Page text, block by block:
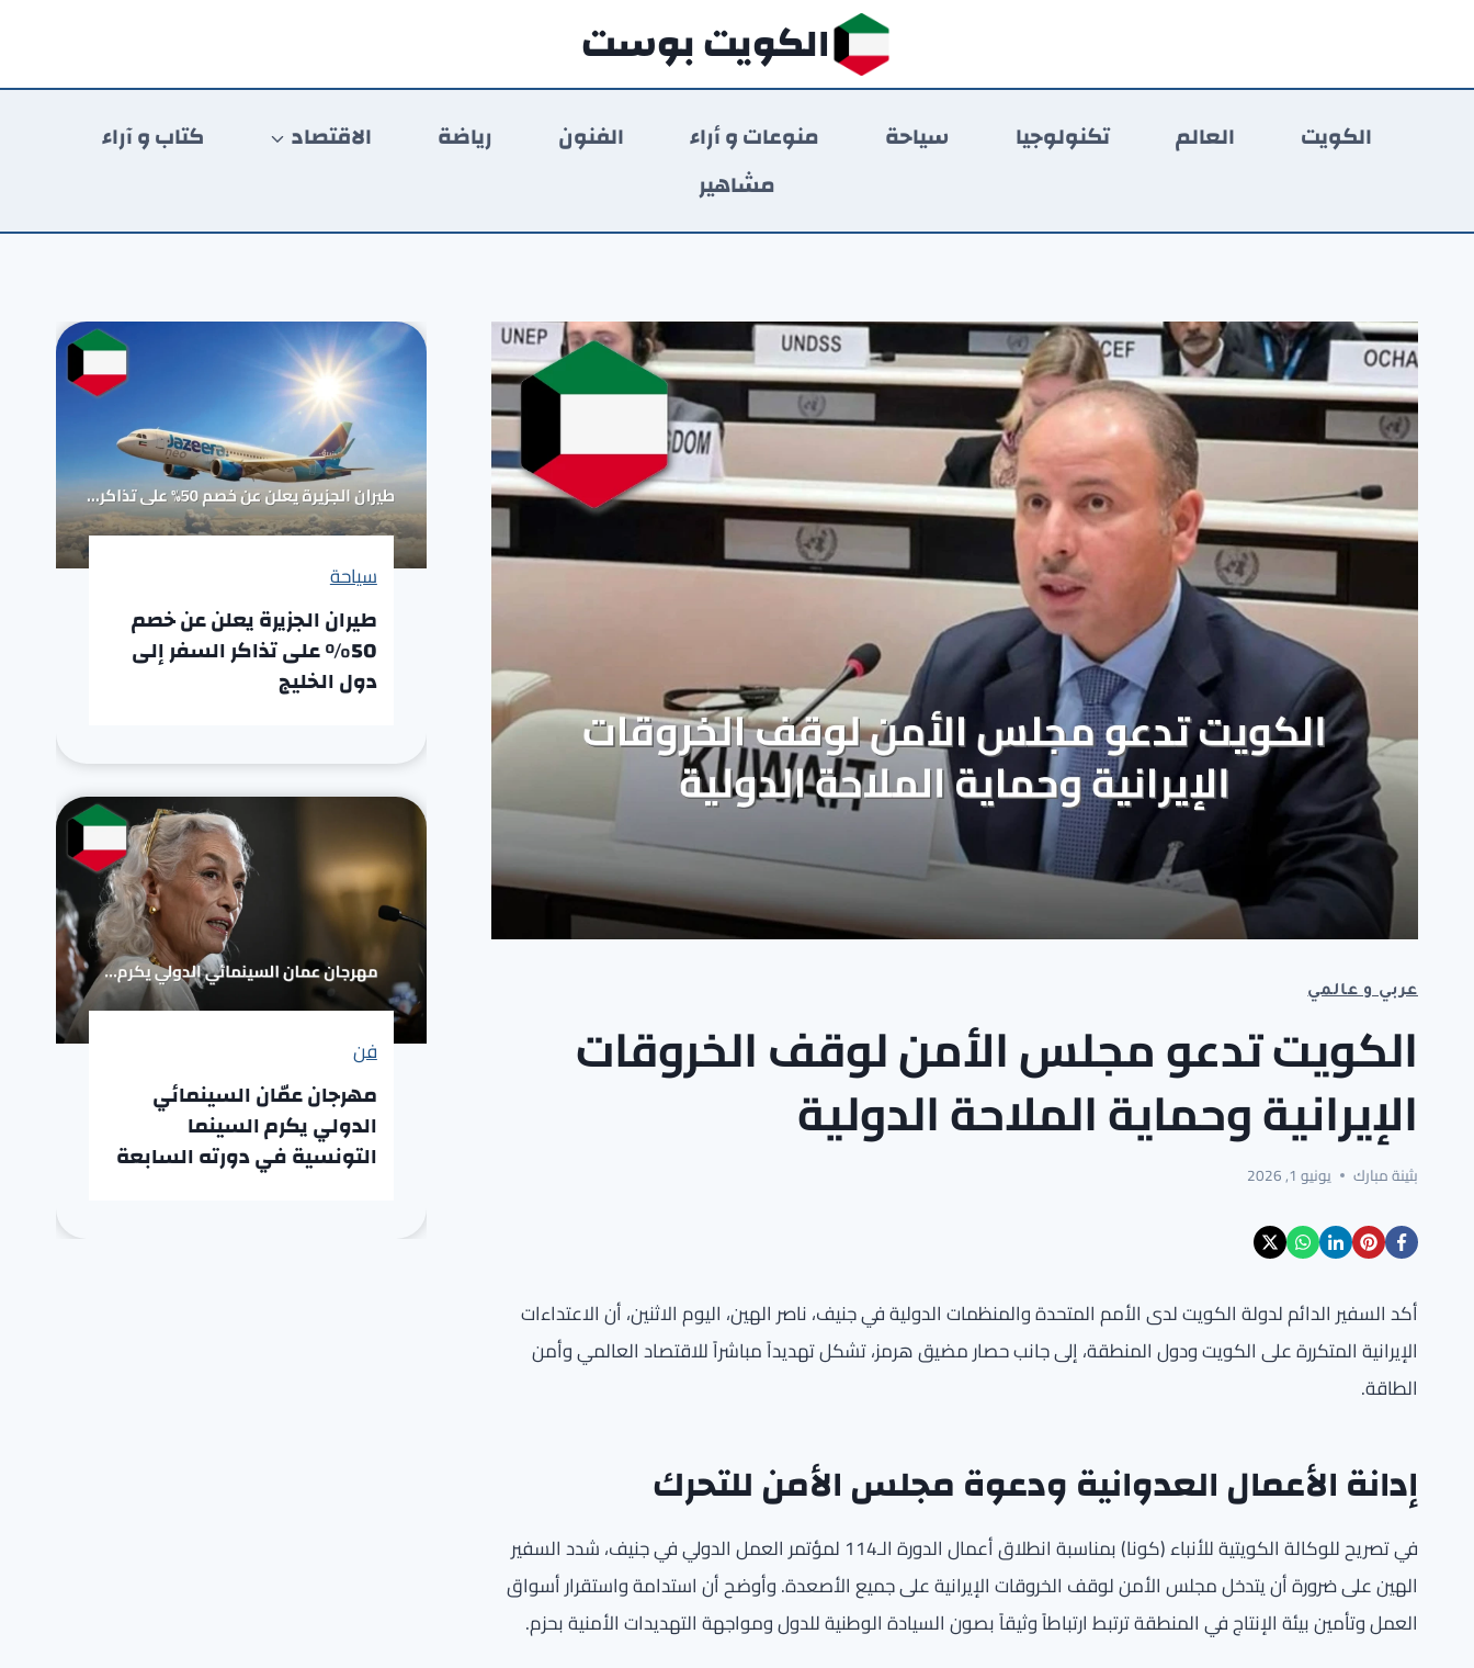
المحتوى
الكويت بوست
الكويت العالم تكنولوجيا سياحة منوعات و أراء الفنون رياضة الاقتصاد
كتاب و آراء
مشاهير
عربي و عالمي
الكويت تدعو مجلس الأمن لوقف الخروقات
الإيرانية وحماية الملاحة الدولية
بثينة مبارك يونيو 1, 2026
أكد السفير الدائم لدولة الكويت لدى الأمم المتحدة والمنظمات الدولية في جنيف، ناصر الهين، اليوم الاثنين، أن الاعتداءات
الإيرانية المتكررة على الكويت ودول المنطقة، إلى جانب حصار مضيق هرمز، تشكل تهديداً مباشراً للاقتصاد العالمي وأمن
الطاقة.
إدانة الأعمال العدوانية ودعوة مجلس الأمن للتحرك
في تصريح للوكالة الكويتية للأنباء (كونا) بمناسبة انطلاق أعمال الدورة الـ114 لمؤتمر العمل الدولي في جنيف، شدد السفير
الهين على ضرورة أن يتدخل مجلس الأمن لوقف الخروقات الإيرانية على جميع الأصعدة. وأوضح أن استدامة واستقرار أسواق
العمل وتأمين بيئة الإنتاج في المنطقة ترتبط ارتباطاً وثيقاً بصون السيادة الوطنية للدول ومواجهة التهديدات الأمنية بحزم.
سياحة
طيران الجزيرة يعلن عن خصم
50% على تذاكر السفر إلى
دول الخليج
فن
مهرجان عمّان السينمائي
الدولي يكرم السينما
التونسية في دورته السابعة